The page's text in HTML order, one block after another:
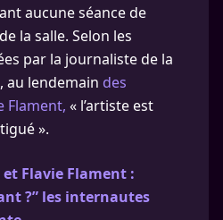
aucune séance de
la salle. Selon les
par la journaliste de la
au lendemain des
Flament, « l’artiste est
».
Flavie Flament :
?” les internautes